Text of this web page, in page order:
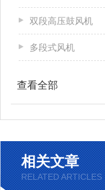
双段高压鼓风机
多段式风机
查看全部
相关文章
RELATED ARTICLES